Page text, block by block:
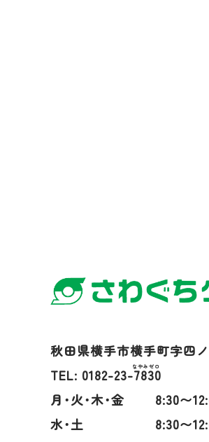
秋田県横手市横手町字四
TEL: 0182-23-7830
月･火･木･金
8:30〜
水･土
8:30〜